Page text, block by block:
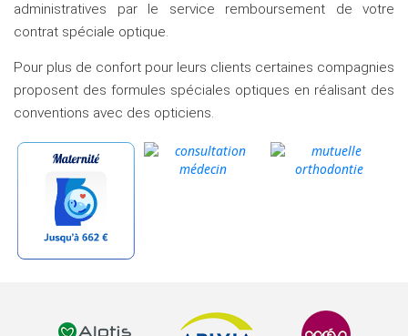
administratives par le service remboursement de votre
contrat spéciale optique.
Pour plus de confort pour leurs clients certaines compagnies
proposent des formules spéciales optiques en réalisant des
conventions avec des opticiens.